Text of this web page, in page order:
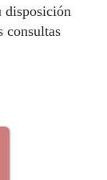
disposición
consultas